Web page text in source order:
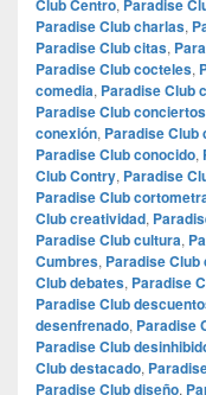
Club Centro, Paradise
Paradise Club charlas,
Paradise Club citas,
Paradise Club cocteles,
comedia, Paradise Club
Paradise Club conciertos
conexión, Paradise
Paradise Club conocido,
Club Contry, Paradise
Paradise Club
Club creatividad,
Paradise Club cultura,
Cumbres, Paradise
Club debates, Paradise
Paradise Club
desenfrenado, Paradise
Paradise Club
Club destacado,
Paradise Club diseño,